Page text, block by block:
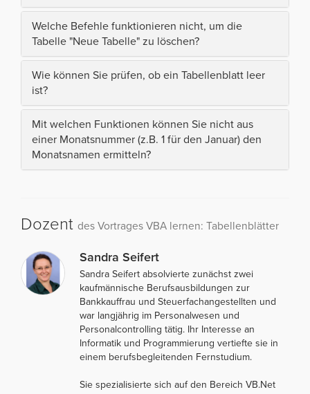
Welche Befehle funktionieren nicht, um die
Tabelle "Neue Tabelle" zu löschen?
Wie können Sie prüfen, ob ein Tabellenblatt leer
ist?
Mit welchen Funktionen können Sie nicht aus
einer Monatsnummer (z.B. 1 für den Januar) den
Monatsnamen ermitteln?
Dozent des Vortrages VBA lernen: Tabellenblätter
Sandra Seifert
Sandra Seifert absolvierte zunächst zwei
kaufmännische Berufsausbildungen zur
Bankkauffrau und Steuerfachangestellten und
war langjährig im Personalwesen und
Personalcontrolling tätig. Ihr Interesse an
Informatik und Programmierung vertiefte sie in
einem berufsbegleitenden Fernstudium.
Sie spezialisierte sich auf den Bereich VB.Net